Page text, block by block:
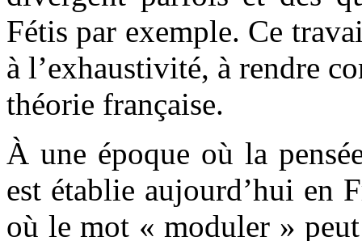
Fétis par exemple. Ce
à l’exhaustivité, à rendre
théorie française.
À une époque où la
est établie aujourd’hui en
où le mot « moduler »